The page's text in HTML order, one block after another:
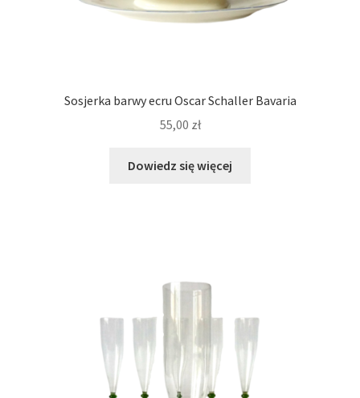
Sosjerka barwy ecru Oscar Schaller Bavaria
55,00 zł
Dowiedz się więcej